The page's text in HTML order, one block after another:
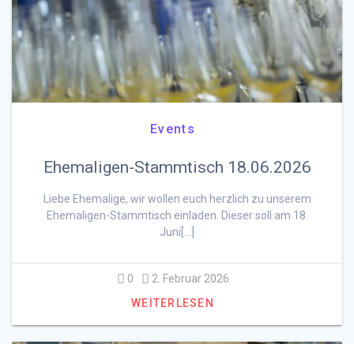
Events
Ehemaligen-Stammtisch 18.06.2026
Liebe Ehemalige, wir wollen euch herzlich zu unserem
Ehemaligen-Stammtisch einladen. Dieser soll am 18.
Juni[…]
0
2. Februar 2026
WEITERLESEN